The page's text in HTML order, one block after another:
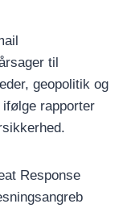
til
geopolitik og
rapporter
Response